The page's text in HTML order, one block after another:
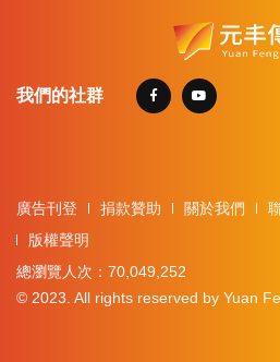
我們的社群
廣告刊登 捐款贊助 關於我們
版權聲明
總瀏覽人次：70,049,252
© 2023. All rights reserved by Yuan